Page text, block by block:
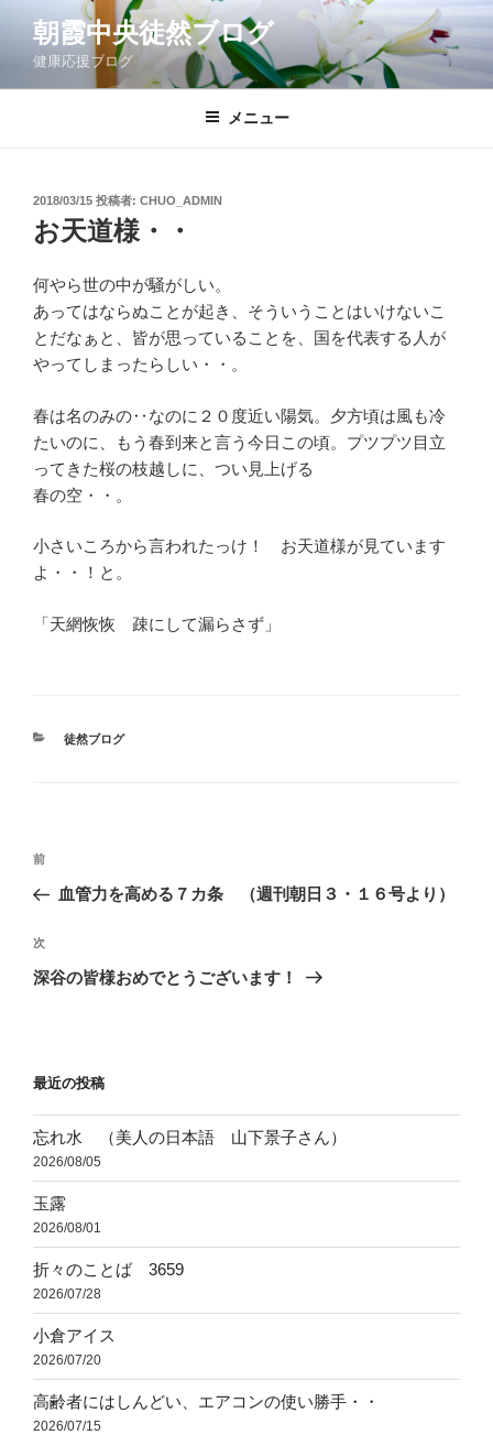
ン
朝霞中央徒然ブログ
健康応援ブログ
メニュー
投
稿
日:
2018/03/15 投稿者: CHUO_ADMIN
お天道様・・
何やら世の中が騒がしい。
あってはならぬことが起き、そういうことはいけないこ
とだなぁと、皆が思っていることを、国を代表する人が
やってしまったらしい・・。
春は名のみの‥なのに２０度近い陽気。夕方頃は風も冷
たいのに、もう春到来と言う今日この頃。プツプツ目立
ってきた桜の枝越しに、つい見上げる
春の空・・。
小さいころから言われたっけ！ お天道様が見ています
よ・・！と。
「天網恢恢 疎にして漏らさず」
カ
徒然ブログ
投
ナ
ビ
ゲ
ン
前
の
稿
前
血管力を高める７カ条 （週刊朝日３・１６号より）
次
の
次
深谷の皆様おめでとうございます！
最近の投稿
忘れ水 （美人の日本語 山下景子さん）
2026/08/05
玉露
2026/08/01
折々のことば 3659
2026/07/28
小倉アイス
2026/07/20
高齢者にはしんどい、エアコンの使い勝手・・
2026/07/15